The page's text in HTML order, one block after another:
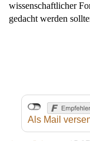
wissenschaftlicher
gedacht werden
Als Mail